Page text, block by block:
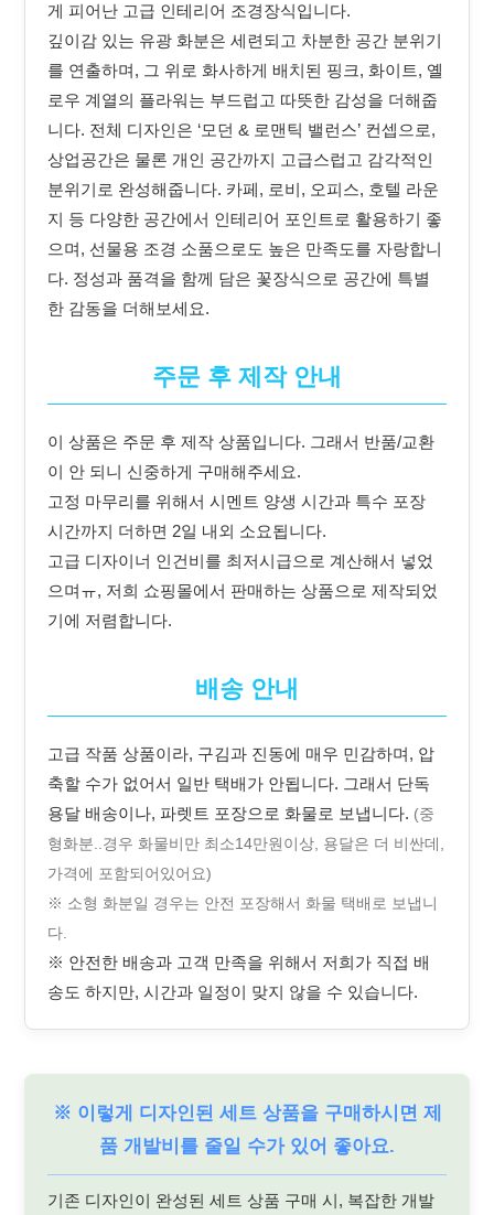
게 피어난 고급 인테리어 조경장식입니다.
깊이감 있는 유광 화분은 세련되고 차분한 공간 분위기
를 연출하며, 그 위로 화사하게 배치된 핑크, 화이트, 옐
로우 계열의 플라워는 부드럽고 따뜻한 감성을 더해줍
니다. 전체 디자인은 ‘모던 & 로맨틱 밸런스’ 컨셉으로,
상업공간은 물론 개인 공간까지 고급스럽고 감각적인
분위기로 완성해줍니다. 카페, 로비, 오피스, 호텔 라운
지 등 다양한 공간에서 인테리어 포인트로 활용하기 좋
으며, 선물용 조경 소품으로도 높은 만족도를 자랑합니
다. 정성과 품격을 함께 담은 꽃장식으로 공간에 특별
한 감동을 더해보세요.
주문 후 제작 안내
이 상품은 주문 후 제작 상품입니다. 그래서 반품/교환
이 안 되니 신중하게 구매해주세요.
고정 마무리를 위해서 시멘트 양생 시간과 특수 포장
시간까지 더하면 2일 내외 소요됩니다.
고급 디자이너 인건비를 최저시급으로 계산해서 넣었
으며ㅠ, 저희 쇼핑몰에서 판매하는 상품으로 제작되었
기에 저렴합니다.
배송 안내
고급 작품 상품이라, 구김과 진동에 매우 민감하며, 압
축할 수가 없어서 일반 택배가 안됩니다. 그래서 단독
용달 배송이나, 파렛트 포장으로 화물로 보냅니다. (중
형화분..경우 화물비만 최소14만원이상, 용달은 더 비싼데,
가격에 포함되어있어요)
※ 소형 화분일 경우는 안전 포장해서 화물 택배로 보냅니
다.
※ 안전한 배송과 고객 만족을 위해서 저희가 직접 배
송도 하지만, 시간과 일정이 맞지 않을 수 있습니다.
※ 이렇게 디자인된 세트 상품을 구매하시면 제
품 개발비를 줄일 수가 있어 좋아요.
기존 디자인이 완성된 세트 상품 구매 시, 복잡한 개발